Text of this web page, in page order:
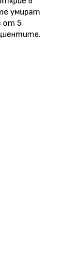
умират
от 5